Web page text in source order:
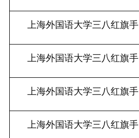
上海外国语大学三八红旗手
上海外国语大学三八红旗手
上海外国语大学三八红旗手
上海外国语大学三八红旗手